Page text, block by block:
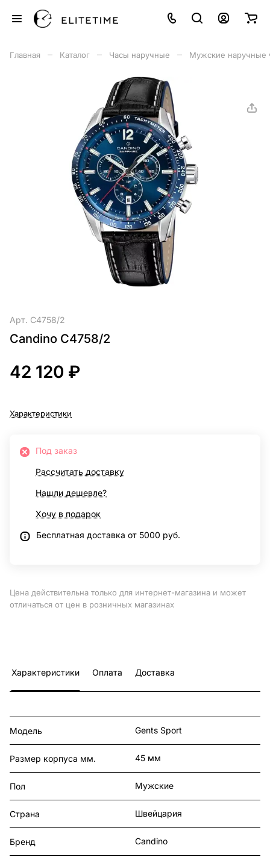
Главная Каталог Часы наручные Мужские наручные
Арт. C4758/2
Candino C4758/2
42 120 ₽
Характеристики
Под заказ
Рассчитать доставку
Нашли дешевле?
Хочу в подарок
Бесплатная доставка от 5000 руб.
Цена действительна только для интернет-магазина и может
отличаться от цен в розничных магазинах
Характеристики Оплата Доставка
Модель Gents Sport
Размер корпуса мм. 45 мм
Пол Мужские
Страна Швейцария
Бренд Candino